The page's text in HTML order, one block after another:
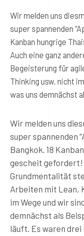
Wir melden uns
super spannenden
Kanban hungrige
Auch eine ganz
Begeisterung für
Thinking usw. nicht
was uns demnächst
Wir melden uns
super spannenden
Bangkok. 18
gescheit gefordert!
Grundmentalität
Arbeiten mit Lean,
im Wege und wir
demnächst als
läuft. Es waren drei